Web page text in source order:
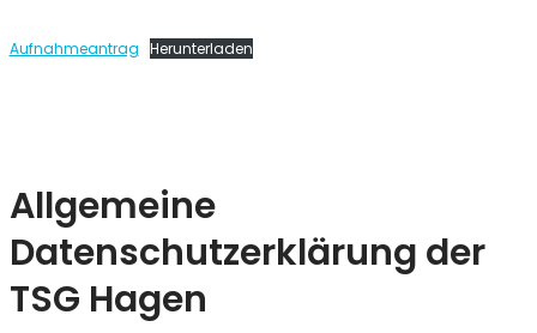
Aufnahmeantrag Herunterladen
Allgemeine
Datenschutzerklärung der
TSG Hagen